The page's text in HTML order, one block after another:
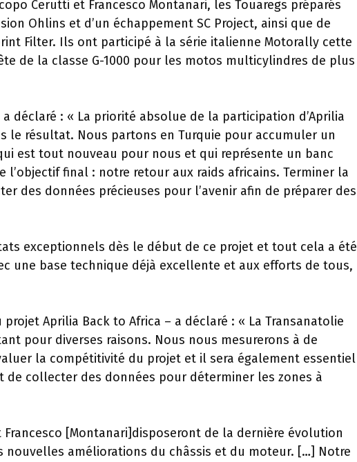
Cerutti et Francesco Montanari, les Touaregs préparés
Ohlins et d’un échappement SC Project, ainsi que de
Filter. Ils ont participé à la série italienne Motorally cette
de la classe G-1000 pour les motos multicylindres de plus
a déclaré : « La priorité absolue de la participation d’Aprilia
le résultat. Nous partons en Turquie pour accumuler un
est tout nouveau pour nous et qui représente un banc
l’objectif final : notre retour aux raids africains. Terminer la
des données précieuses pour l’avenir afin de préparer des
exceptionnels dès le début de ce projet et tout cela a été
une base technique déjà excellente et aux efforts de tous,
Aprilia Back to Africa – a déclaré : « La Transanatolie
pour diverses raisons. Nous nous mesurerons à de
la compétitivité du projet et il sera également essentiel
collecter des données pour déterminer les zones à
[Montanari]disposeront de la dernière évolution
nouvelles améliorations du châssis et du moteur. […] Notre